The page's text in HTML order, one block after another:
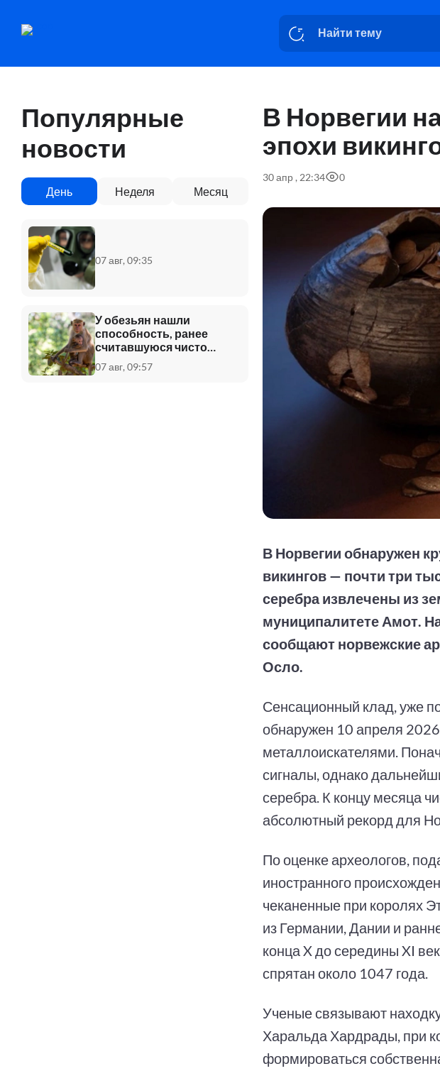
Популярные
новости
День Неделя Месяц
07 авг, 09:35
У обезьян нашли
способность, ранее
считавшуюся чисто
человеческой
07 авг, 09:57
В Норвегии
эпохи
30 апр , 22:34 0
В Норвегии обнаружен
викингов — почти три
серебра извлечены из
муниципалитете Амот.
сообщают норвежские
Осло.
Сенсационный клад, уже
обнаружен 10 апреля
металлоискателями.
сигналы, однако
серебра. К концу месяца
абсолютный рекорд для
По оценке археологов,
иностранного
чеканенные при королях
из Германии, Дании и
конца X до середины XI
спрятан около 1047 года.
Ученые связывают
Харальда Хардрады, при
формироваться